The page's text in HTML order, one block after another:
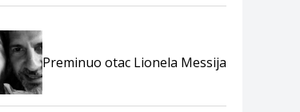
Preminuo otac Lionela Messija